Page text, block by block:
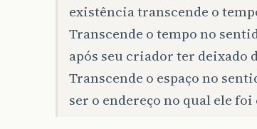
existência transcende o
Transcende o tempo no
após seu criador ter deixado
Transcende o espaço no
ser o endereço no qual ele